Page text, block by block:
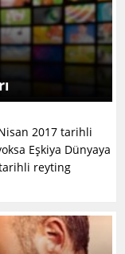
2017 tarihli
Eşkiya Dünyaya
reyting